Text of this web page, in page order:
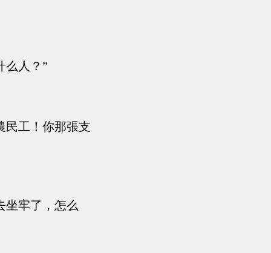
么人？”
民工！你那張支
坐牢了，怎么